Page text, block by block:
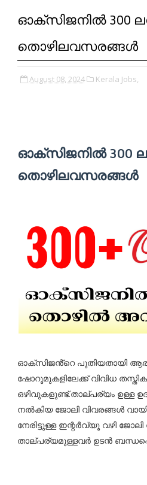
ഓക്സിജനിൽ 300
തൊഴിലവസരങ്ങൾ
August 08, 2024 Kerala Jobs,
ഓക്സിജനിൽ 300
തൊഴിലവസരങ്ങൾ
ഓക്‌സിജൻ്റെ പുതിയതായി
ഷോറൂമുകളിലേക്ക് വിവിധ
ഒഴിവുകളുണ്ട്.താല്പര്യം ഉള്ള
നൽകിയ ജോലി വിവരങ്ങൾ
നേരിട്ടുള്ള ഇന്റർവ്യൂ വഴി ജോലി
താല്പര്യമുള്ളവർ ഉടൻ